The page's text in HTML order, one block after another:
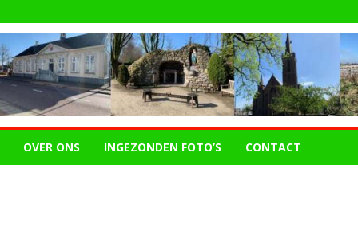
OVER ONS INGEZONDEN FOTO’S CONTACT